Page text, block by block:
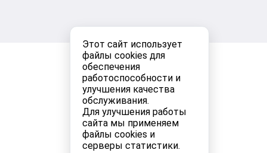
Этот сайт использует
файлы cookies для
обеспечения
работоспособности и
улучшения качества
обслуживания.
Для улучшения работы
сайта мы применяем
файлы cookies и
серверы статистики.